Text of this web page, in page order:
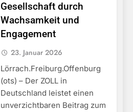
Gesellschaft durch
Wachsamkeit und
Engagement
23. Januar 2026
Lörrach.Freiburg.Offenburg
(ots) – Der ZOLL in
Deutschland leistet einen
unverzichtbaren Beitrag zum